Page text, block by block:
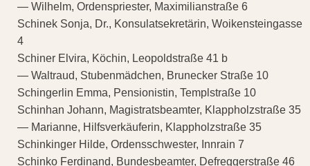
— Wilhelm, Ordenspriester, Maximilianstraße 6
Schinek Sonja, Dr., Konsulatsekretärin, Woikensteingasse
4
Schiner Elvira, Köchin, Leopoldstraße 41 b
— Waltraud, Stubenmädchen, Brunecker Straße 10
Schingerlin Emma, Pensionistin, Templstraße 10
Schinhan Johann, Magistratsbeamter, Klappholzstraße 35
— Marianne, Hilfsverkäuferin, Klappholzstraße 35
Schinkinger Hilde, Ordensschwester, Innrain 7
Schinko Ferdinand, Bundesbeamter, Defreggerstraße 46